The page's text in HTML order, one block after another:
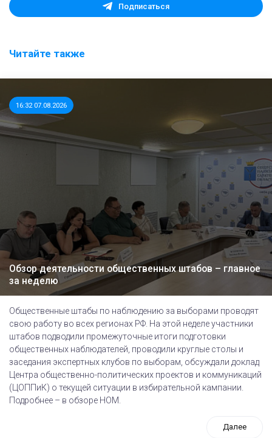
Подписаться
Читайте также
16:32 07.08.2026
Обзор деятельности общественных штабов – главное
за неделю
Общественные штабы по наблюдению за выборами проводят
свою работу во всех регионах РФ. На этой неделе участники
штабов подводили промежуточные итоги подготовки
общественных наблюдателей, проводили круглые столы и
заседания экспертных клубов по выборам, обсуждали доклад
Центра общественно-политических проектов и коммуникаций
(ЦОППиК) о текущей ситуации в избирательной кампании.
Подробнее – в обзоре НОМ.
Далее